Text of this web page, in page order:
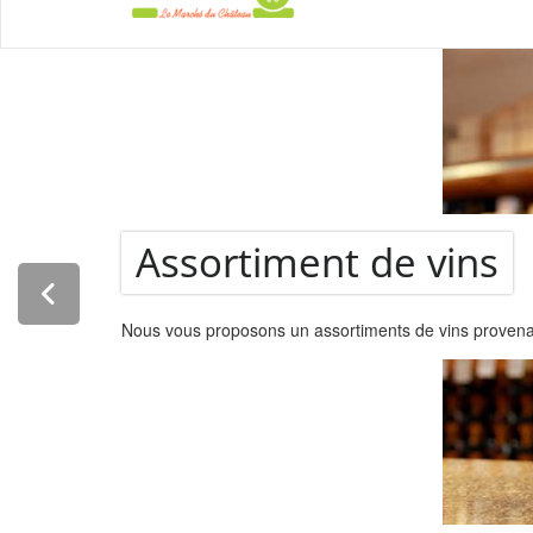
Assortiment de vins
Nous vous proposons un assortiments de vins